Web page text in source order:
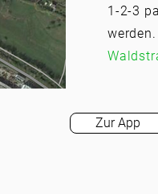
1-2-3
Zur App